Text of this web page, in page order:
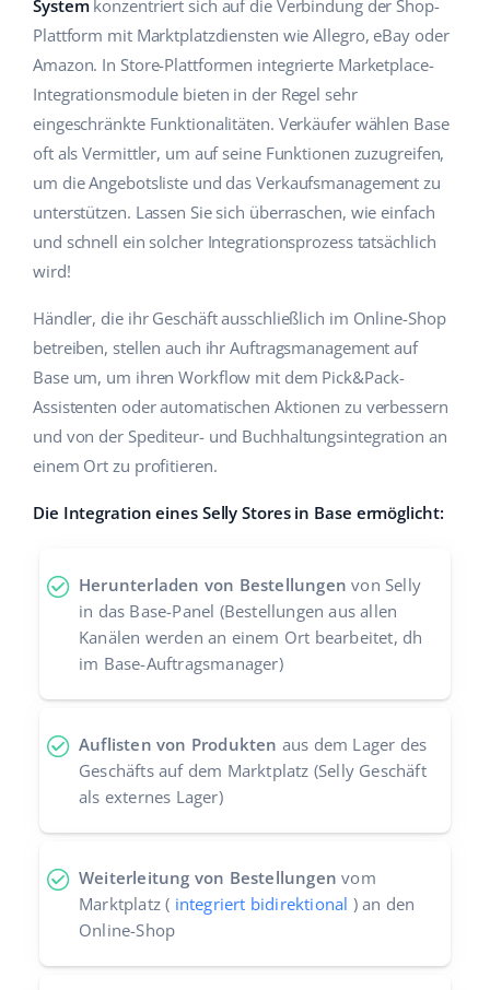
Marktplatz-Manager
Workflow-Automatisierung
Versandmanagement
Preisautomatisierung
KI für E-Commerce
Ecosystem
Base Analytics
Base Connect
Haus & Garten
Produkte für Kinder
Elektronik
Autoteile
Supermarkt
Health & Beauty
Mode
Hilfe
Akademie
Marketplace Ebook
Blog
Dienstleistungen
Systemimplementierungen
Base.com Audit
Andere
Vorteilsrechner
Zusammenarbeit und Partner
english (GB)
english (IN)
čeština
deutsch
español (AR)
español (MX)
Italiano
polski
português (BR)
română
中文
Systemkonzentriert sich auf die Verbindung der Shop-
Plattform mit Marktplatzdiensten wie Allegro, eBay oder
Amazon. In Store-Plattformen integrierte Marketplace-
Integrationsmodule bieten in der Regel sehr
eingeschränkte Funktionalitäten. Verkäufer wählen Base
oft als Vermittler, um auf seine Funktionen zuzugreifen,
um die Angebotsliste und das Verkaufsmanagement zu
unterstützen. Lassen Sie sich überraschen, wie einfach
und schnell ein solcher Integrationsprozess tatsächlich
wird!
Händler, die ihr Geschäft ausschließlich im Online-Shop
betreiben, stellen auch ihr Auftragsmanagement auf
Base um, um ihren Workflow mit dem Pick&Pack-
Assistenten oder automatischen Aktionen zu verbessern
und von der Spediteur- und Buchhaltungsintegration an
einem Ort zu profitieren.
Die Integration eines Selly Stores in Base ermöglicht:
Herunterladen von Bestellungen von Selly
in das Base-Panel (Bestellungen aus allen
Kanälen werden an einem Ort bearbeitet, dh
im Base-Auftragsmanager)
Auflisten von Produkten aus dem Lager des
Geschäfts auf dem Marktplatz (Selly Geschäft
als externes Lager)
Weiterleitung von Bestellungen vom
Marktplatz ( integriert bidirektional ) an den
Online-Shop